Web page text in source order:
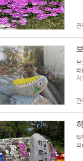
보
래
따